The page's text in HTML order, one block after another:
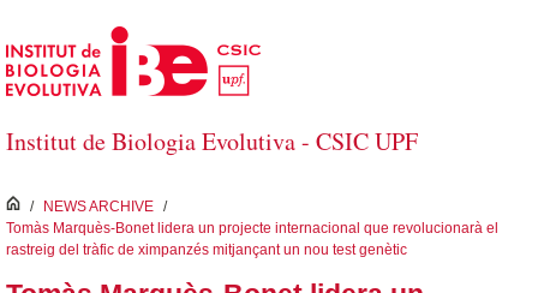
Salta al contingut principal
Institut de Biologia Evolutiva - CSIC UPF
inici
/ NEWS ARCHIVE /
Tomàs Marquès-Bonet lidera un projecte internacional que revolucionarà el
rastreig del tràfic de ximpanzés mitjançant un nou test genètic